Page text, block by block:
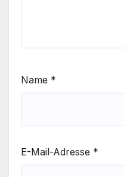
Name *
E-Mail-Adresse *